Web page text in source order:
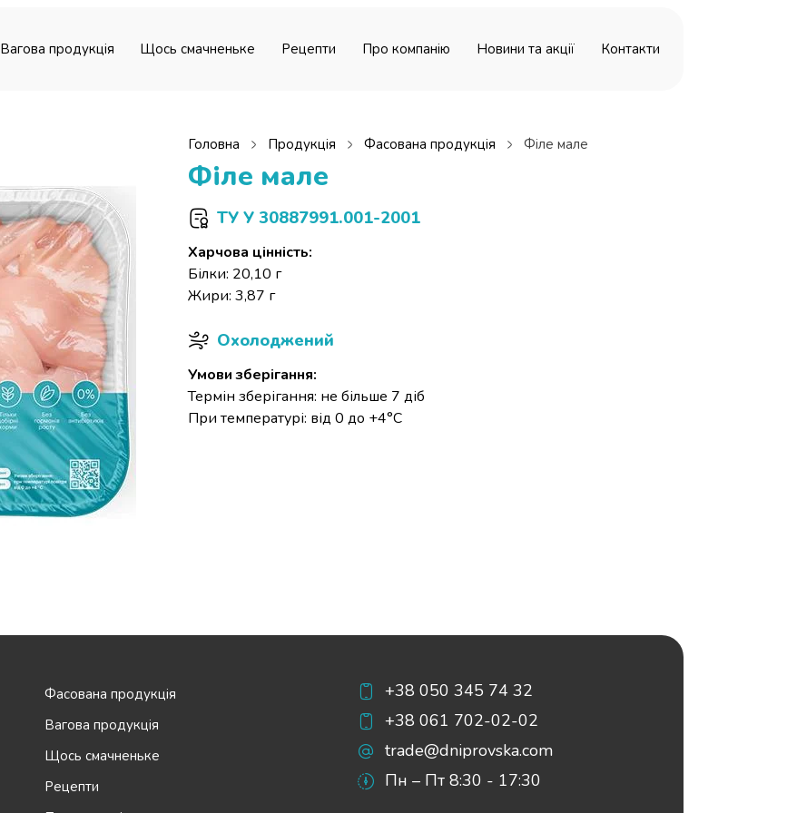
Вагова продукція Щось смачненьке Рецепти Про компанію Новини та акції Контакти
Головна Продукція Фасована продукція Філе мале
Філе мале
ТУ У 30887991.001-2001
Харчова цінність:
Білки: 20,10 г
Жири: 3,87 г
Охолоджений
Умови зберігання:
Термін зберігання: не більше 7 діб
При температурі: від 0 до +4°С
Фасована продукція
Вагова продукція
Щось смачненьке
Рецепти
+38 050 345 74 32
+38 061 702-02-02
trade@dniprovska.com
Пн – Пт 8:30 - 17:30